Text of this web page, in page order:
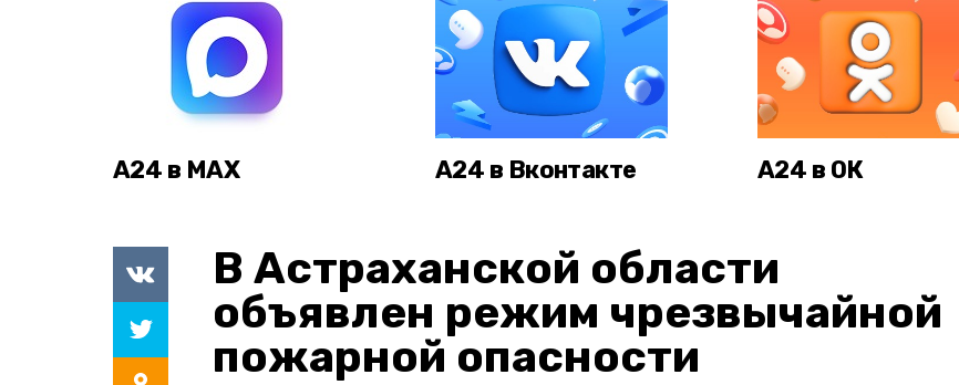
А24 в MAX А24 в Вконтакте А24 в ОК
В Астраханской области
объявлен режим чрезвычайной
пожарной опасности